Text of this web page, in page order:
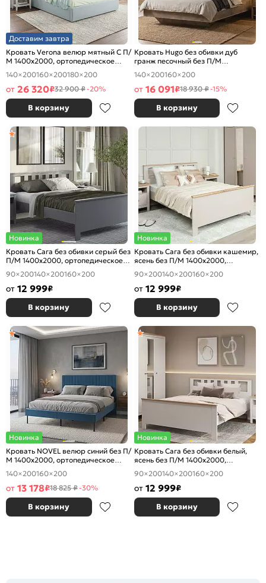
Доставим завтра
Кровать Verona велюр мятный С П/
М 1400x2000, ортопедическое
основание, изголовье мягкое
140×200160×200180×200
от 26 320₽32 900 ₽-20%
В корзину
Кровать Hugo без обивки дуб
гранж песочный без П/М
1400x2000, изголовье жесткое
140×200160×200
от 16 091₽18 930 ₽-15%
В корзину
Новинка
Кровать Сага без обивки серый без
П/М 1400x2000, ортопедическое
основание, изголовье жесткое
90×200140×200160×200
от 12 999₽
В корзину
Новинка
Кровать Сага без обивки кашемир,
ясень без П/М 1400x2000,
ортопедическое основание,
изголовье жесткое
90×200140×200160×200
от 12 999₽
В корзину
Новинка
Кровать NOVEL велюр синий без П/
М 1400x2000, ортопедическое
основание, изголовье мягкое
140×200160×200
от 13 178₽18 825 ₽-30%
В корзину
Новинка
Кровать Сага без обивки белый,
ясень без П/М 1400x2000,
ортопедическое основание,
изголовье жесткое
90×200140×200160×200
от 12 999₽
В корзину